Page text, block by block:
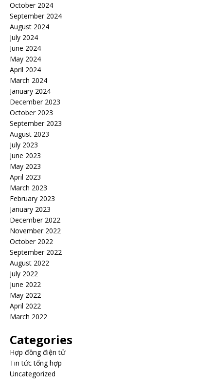
October 2024
September 2024
August 2024
July 2024
June 2024
May 2024
April 2024
March 2024
January 2024
December 2023
October 2023
September 2023
August 2023
July 2023
June 2023
May 2023
April 2023
March 2023
February 2023
January 2023
December 2022
November 2022
October 2022
September 2022
August 2022
July 2022
June 2022
May 2022
April 2022
March 2022
Categories
Hợp đồng điện tử
Tin tức tổng hợp
Uncategorized